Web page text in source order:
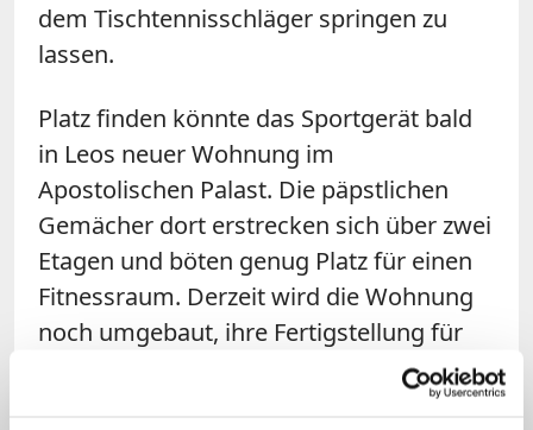
dem Tischtennisschläger springen zu
lassen.
Platz finden könnte das Sportgerät bald
in Leos neuer Wohnung im
Apostolischen Palast. Die päpstlichen
Gemächer dort erstrecken sich über zwei
Etagen und böten genug Platz für einen
Fitnessraum. Derzeit wird die Wohnung
noch umgebaut, ihre Fertigstellung für